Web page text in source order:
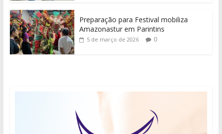
Preparação para Festival mobiliza
Amazonastur em Parintins
5 de março de 2026 0